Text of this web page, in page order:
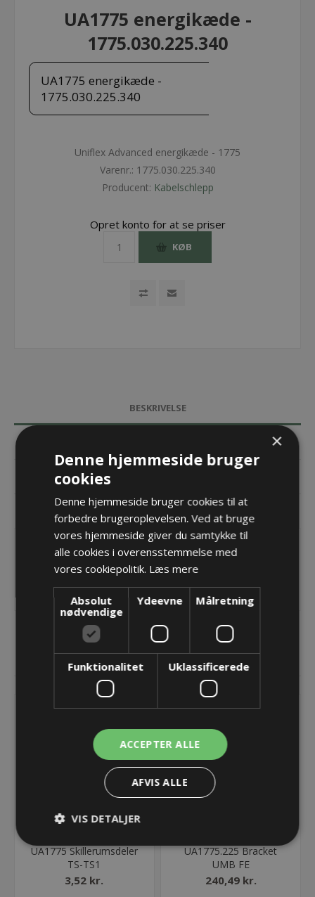
UA1775 energikæde -
1775.030.225.340
UA1775 energikæde -
1775.030.225.340
Uniflex Advanced energikæde - 1775
Varenr.: 1775.030.225.340
Producent: Kabelschlepp
Opret konto for at se priser
KØB
BESKRIVELSE
KONTAKT OS
Uniflex Advanced energikæde - 1775
Udvendig åbning
Bi=225
Fås op til Bi=400 ved forespørgsel
RELATEREDE PRODUKTER
UA1775 Skillerumsdeler
TS-TS1
3,52 kr.
UA1775.225 Bracket
UMB FE
240,49 kr.
×
Denne hjemmeside bruger
cookies
Denne hjemmeside bruger cookies til at
forbedre brugeroplevelsen. Ved at bruge
vores hjemmeside giver du samtykke til
alle cookies i overensstemmelse med
vores cookiepolitik. Læs mere
Absolut
nødvendige
Ydeevne Målretning
Funktionalitet Uklassificerede
ACCEPTER ALLE
AFVIS ALLE
VIS DETALJER